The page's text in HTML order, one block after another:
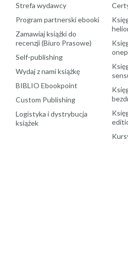
Strefa wydawcy
Program partnerski ebooki
Zamawiaj książki do
recenzji (Biuro Prasowe)
Self-publishing
Wydaj z nami książkę
BIBLIO Ebookpoint
Custom Publishing
Logistyka i dystrybucja
książek